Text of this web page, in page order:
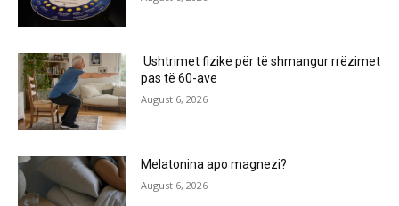
Ushtrimet fizike për të shmangur rrëzimet
pas të 60-ave
August 6, 2026
Melatonina apo magnezi?
August 6, 2026